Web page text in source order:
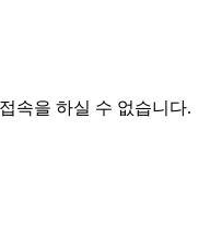
속을 하실 수 없습니다.